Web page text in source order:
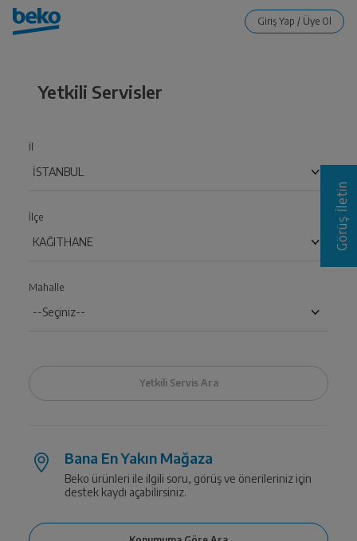
Yetkili Servisler
İl
İlçe
Mahalle
Bana En Yakın Mağaza
Beko ürünleri ile ilgili soru, görüş ve önerileriniz için
destek kaydı açabilirsiniz.
Görüş İletin